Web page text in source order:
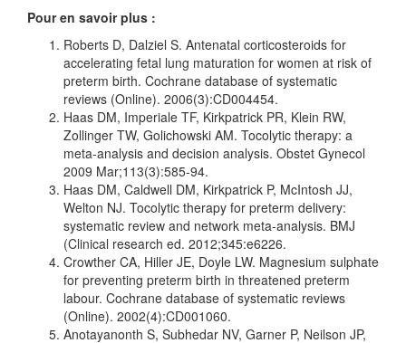
Pour en savoir plus :
Roberts D, Dalziel S. Antenatal corticosteroids for
accelerating fetal lung maturation for women at risk of
preterm birth. Cochrane database of systematic
reviews (Online). 2006(3):CD004454.
Haas DM, Imperiale TF, Kirkpatrick PR, Klein RW,
Zollinger TW, Golichowski AM. Tocolytic therapy: a
meta-analysis and decision analysis. Obstet Gynecol
2009 Mar;113(3):585-94.
Haas DM, Caldwell DM, Kirkpatrick P, McIntosh JJ,
Welton NJ. Tocolytic therapy for preterm delivery:
systematic review and network meta-analysis. BMJ
(Clinical research ed. 2012;345:e6226.
Crowther CA, Hiller JE, Doyle LW. Magnesium sulphate
for preventing preterm birth in threatened preterm
labour. Cochrane database of systematic reviews
(Online). 2002(4):CD001060.
Anotayanonth S, Subhedar NV, Garner P, Neilson JP,